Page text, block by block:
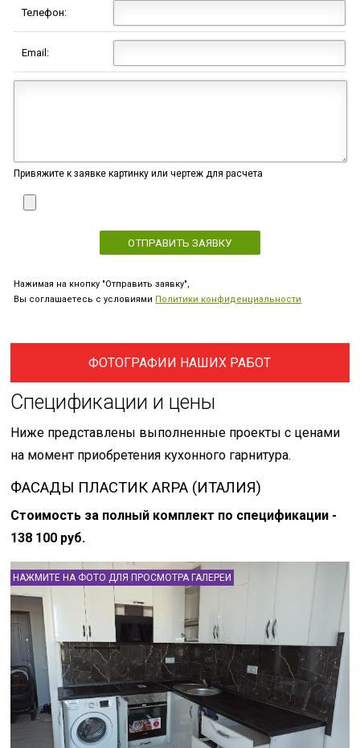
Телефон:
Email:
Привяжите к заявке картинку или чертеж для расчета
Нажимая на кнопку "Отправить заявку",
Вы соглашаетесь с условиями Политики конфиденциальности
ФОТОГРАФИИ НАШИХ РАБОТ
Спецификации и цены
Ниже представлены выполненные проекты с ценами
на момент приобретения кухонного гарнитура.
ФАСАДЫ ПЛАСТИК ARPA (ИТАЛИЯ)
Стоимость за полный комплект по спецификации -
138 100 руб.
НАЖМИТЕ НА ФОТО ДЛЯ ПРОСМОТРА ГАЛЕРЕИ